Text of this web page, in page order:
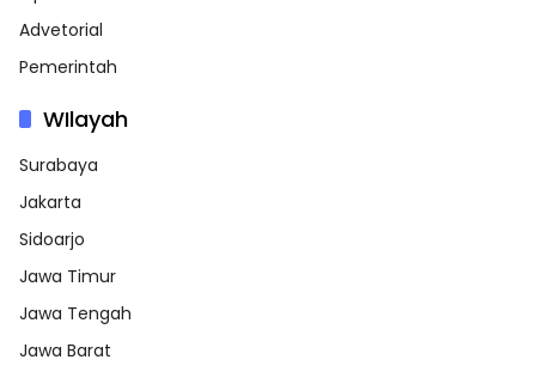
Advetorial
Pemerintah
WIlayah
Surabaya
Jakarta
Sidoarjo
Jawa Timur
Jawa Tengah
Jawa Barat